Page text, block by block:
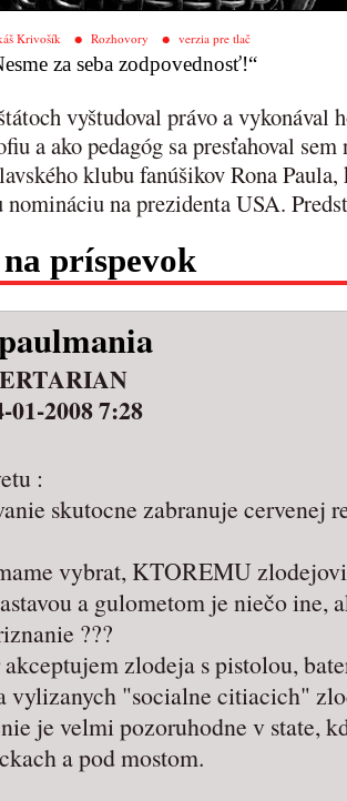
Krivošík Rozhovory verzia pre tlač
za seba zodpovednosť!“
vyštudoval právo a vykonával
a ako pedagóg sa presťahoval
klubu fanúšikov Rona Paula,
na prezidenta USA.
príspevok
01-2008 7:28
:
skutocne zabranuje cervenej
vybrat, KTOREMU
a gulometom je niečo ine,
???
zlodeja s pistolou,
vylizanych "socialne citiacich"
je velmi pozoruhodne v state,
a pod mostom.